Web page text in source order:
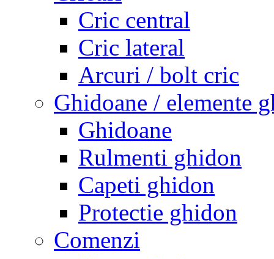
Cric central
Cric lateral
Arcuri / bolt cric
Ghidoane / elemente
Ghidoane
Rulmenti ghidon
Capeti ghidon
Protectie ghidon
Comenzi